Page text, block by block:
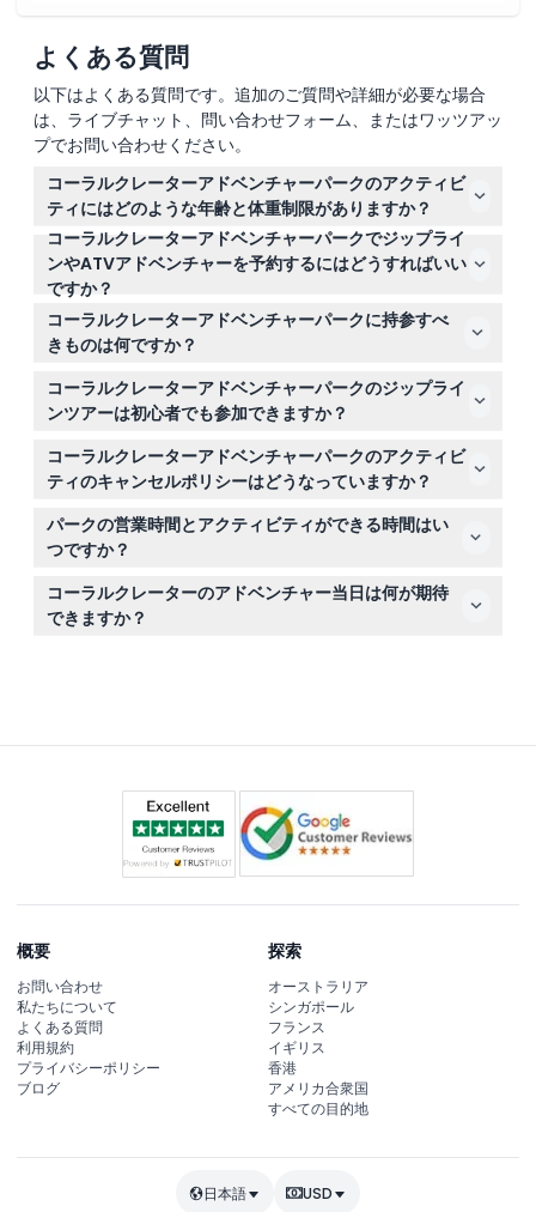
よくある質問
以下はよくある質問です。追加のご質問や詳細が必要な場合
は、ライブチャット、問い合わせフォーム、またはワッツアッ
プでお問い合わせください。
コーラルクレーターアドベンチャーパークのアクティビ
ティにはどのような年齢と体重制限がありますか？
参加者は最低6歳で、体重は19kgから125kgの間でなけれ
ばなりません。6～12歳の子供は有料の大人の同伴が必要
で、19～28kgの子供にはタンデムライドが利用可能で
す。
コーラルクレーターアドベンチャーパークでジップライ
ンやATVアドベンチャーを予約するにはどうすればいい
ですか？
当ウェブサイトでオンライン予約が可能です。予約過程で
希望の日付とアクティビティを選択し、空き状況を確認し
て予約を確定してください。
コーラルクレーターアドベンチャーパークに持参すべ
きものは何ですか？
快適で天候に適した服装とつま先を覆う靴を着用してくだ
さい。日焼け止め、サングラス、そして冒険の思い出を撮
影するカメラもお忘れなく。
コーラルクレーターアドベンチャーパークのジップライ
ンツアーは初心者でも参加できますか？
もちろんです！ジップラインツアーは初心者にも安全で、
すべての技術レベルの方が楽しく安全に体験できるように
専門のガイドが案内します。
コーラルクレーターアドベンチャーパークのアクティビ
ティのキャンセルポリシーはどうなっていますか？
チケットは返金不可でキャンセルもできませんので、予約
前に計画をよくご確認ください。
パークの営業時間とアクティビティができる時間はい
つですか？
パークは毎日午前8時から午後5時まで営業しており、ア
クティビティはこの時間内に行われます（変更の可能性が
ありますので予約時にご確認ください）。
コーラルクレーターのアドベンチャー当日は何が期待
できますか？
概要
お問い合わせ
私たちについて
よくある質問
利用規約
プライバシーポリシー
ブログ
探索
オーストラリア
シンガポール
フランス
イギリス
香港
アメリカ合衆国
すべての目的地
日本語 USD